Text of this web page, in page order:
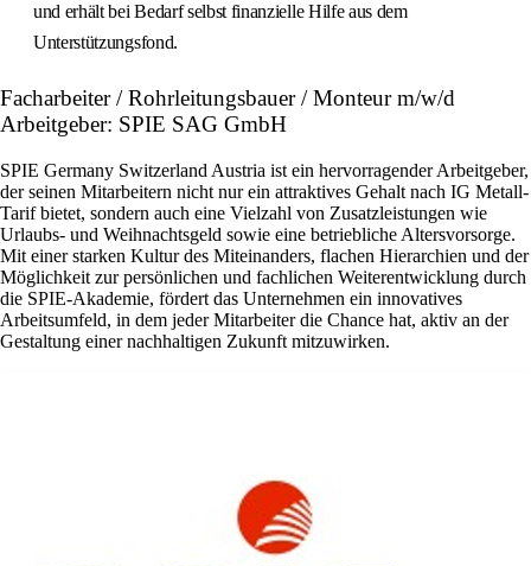
und erhält bei Bedarf selbst finanzielle Hilfe aus dem
Unterstützungsfond.
Facharbeiter / Rohrleitungsbauer / Monteur m/w/d
Arbeitgeber: SPIE SAG GmbH
SPIE Germany Switzerland Austria ist ein hervorragender Arbeitgeber,
der seinen Mitarbeitern nicht nur ein attraktives Gehalt nach IG Metall-
Tarif bietet, sondern auch eine Vielzahl von Zusatzleistungen wie
Urlaubs- und Weihnachtsgeld sowie eine betriebliche Altersvorsorge.
Mit einer starken Kultur des Miteinanders, flachen Hierarchien und der
Möglichkeit zur persönlichen und fachlichen Weiterentwicklung durch
die SPIE-Akademie, fördert das Unternehmen ein innovatives
Arbeitsumfeld, in dem jeder Mitarbeiter die Chance hat, aktiv an der
Gestaltung einer nachhaltigen Zukunft mitzuwirken.